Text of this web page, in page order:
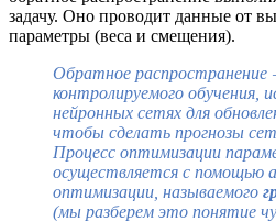
задачу. Оно проводит данные от
параметры (веса и смещения).
Обратное
контролируемого обучения,
нейронных сетях для
чтобы сделать прогнозы
Процесс оптимизации
осуществляется с помощью
оптимизации, называемого
(мы разберем это понятие